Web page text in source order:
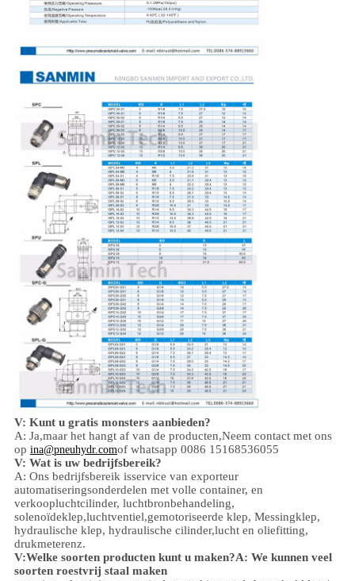
V: Kunt u gratis monsters aanbieden?
A: Ja,maar het hangt af van de producten,Neem contact met ons
op ina@pneuhydr.comof whatsapp 0086 15168536055
V: Wat is uw bedrijfsbereik?
A: Ons bedrijfsbereik isservice van exporteur
automatiseringsonderdelen met volle container, en
verkoopluchtcilinder, luchtbronbehandeling,
solenoïdeklep,luchtventiel,gemotoriseerde klep, Messingklep,
hydraulische klep, hydraulische cilinder,lucht en oliefitting,
drukmeterenz.
V:Welke soorten producten kunt u maken?A: We kunnen veel
soorten roestvrij staal maken